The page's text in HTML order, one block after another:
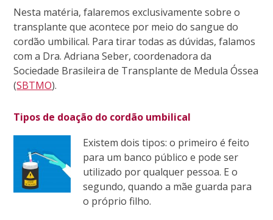
Nesta matéria, falaremos exclusivamente sobre o
transplante que acontece por meio do sangue do
cordão umbilical. Para tirar todas as dúvidas, falamos
com a Dra. Adriana Seber, coordenadora da
Sociedade Brasileira de Transplante de Medula Óssea
(SBTMO).
Tipos de doação do cordão umbilical
Existem dois tipos: o primeiro é feito
para um banco público e pode ser
utilizado por qualquer pessoa. E o
segundo, quando a mãe guarda para
o próprio filho.